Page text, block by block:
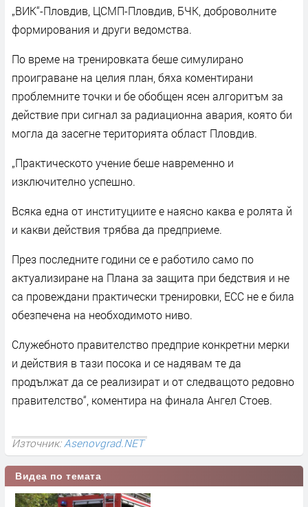
„ВИК“-Пловдив, ЦСМП-Пловдив, БЧК, доброволните
формирования и други ведомства.
По време на тренировката беше симулирано
проиграване на целия план, бяха коментирани
проблемните точки и бе обобщен ясен алгоритъм за
действие при сигнал за радиационна авария, която би
могла да засегне територията област Пловдив.
„Практическото учение беше навременно и
изключително успешно.
Всяка една от институциите е наясно каква е ролята й
и какви действия трябва да предприеме.
През последните години се е работило само по
актуализиране на Плана за защита при бедствия и не
са провеждани практически тренировки, ЕСС не е била
обезпечена на необходимото ниво.
Служебното правителство предприе конкретни мерки
и действия в тази посока и се надявам те да
продължат да се реализират и от следващото редовно
правителство“, коментира на финала Ангел Стоев.
Източник:Asenovgrad.NET
Видеа по темата